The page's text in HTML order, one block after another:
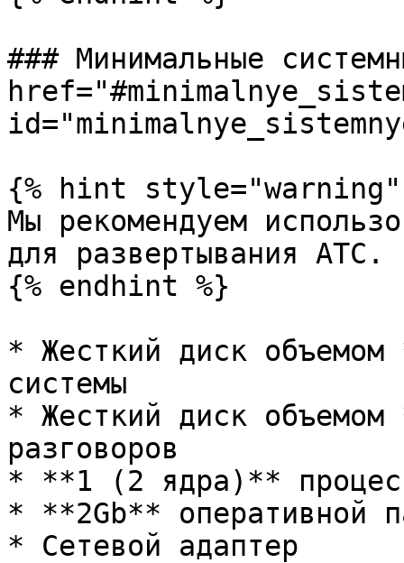
### Минимальные
{% hint style="warning"
Мы рекомендуем
для развертывания АТС.
{% endhint %}
* Жесткий диск
системы
* Жесткий диск
разговоров
* **1 (2 ядра)**
* **2Gb** оперативной
* Сетевой адаптер